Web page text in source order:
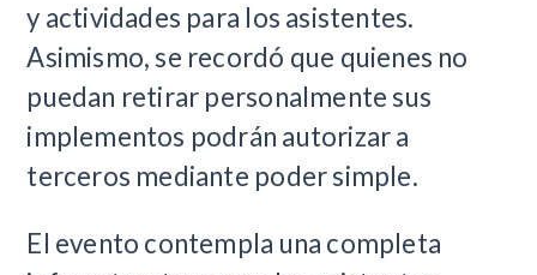
y actividades para los asistentes.
Asimismo, se recordó que quienes no
puedan retirar personalmente sus
implementos podrán autorizar a
terceros mediante poder simple.
El evento contempla una completa